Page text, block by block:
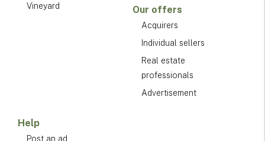
Vineyard
Our offers
Acquirers
Individual sellers
Real estate
professionals
Advertisement
Help
Post an ad